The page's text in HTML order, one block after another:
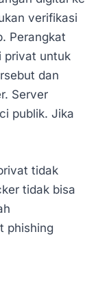
verifikasi
Perangkat
privat untuk
dan
Server
publik. Jika
tidak
tidak bisa
phishing